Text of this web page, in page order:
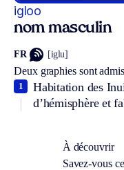
igloo
nom masculin
FR [iglu]
Deux graphies sont
Habitation des
d’hémisphère et
1
À découvrir
Savez-vous